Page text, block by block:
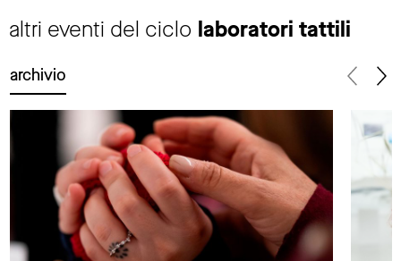
altri eventi del ciclo laboratori tattili
archivio